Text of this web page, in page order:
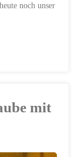
noch unser
mit